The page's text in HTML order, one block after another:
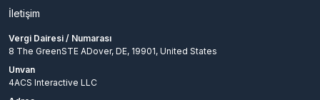
İletişim
Vergi Dairesi / Numarası
8 The GreenSTE ADover, DE, 19901, United States
Unvan
4ACS Interactive LLC